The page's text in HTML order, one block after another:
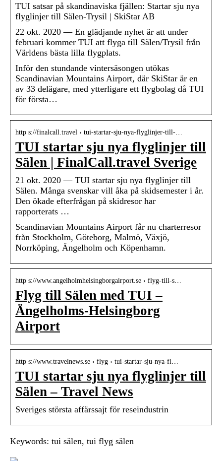
TUI satsar på skandinaviska fjällen: Startar sju nya
flyglinjer till Sälen-Trysil | SkiStar AB
22 okt. 2020 — En glädjande nyhet är att under
februari kommer TUI att flyga till Sälen/Trysil från
Världens bästa lilla flygplats.
​Inför den stundande vintersäsongen utökas
Scandinavian Mountains Airport, där SkiStar är en
av 33 delägare, med ytterligare ett flygbolag då TUI
för första…
http s://finalcall.travel › tui-startar-sju-nya-flyglinjer-till-…
TUI startar sju nya flyglinjer till
Sälen | FinalCall.travel Sverige
21 okt. 2020 — TUI startar sju nya flyglinjer till
Sälen. Många svenskar vill åka på skidsemester i år.
Den ökade efterfrågan på skidresor har
rapporterats …
Scandinavian Mountains Airport får nu charterresor
från Stockholm, Göteborg, Malmö, Växjö,
Norrköping, Ängelholm och Köpenhamn.
http s://www.angelholmhelsingborgairport.se › flyg-till-s…
Flyg till Sälen med TUI –
Ängelholms-Helsingborg
Airport
http s://www.travelnews.se › flyg › tui-startar-sju-nya-fl…
TUI startar sju nya flyglinjer till
Sälen – Travel News
Sveriges största affärssajt för reseindustrin
Keywords: tui sälen, tui flyg sälen